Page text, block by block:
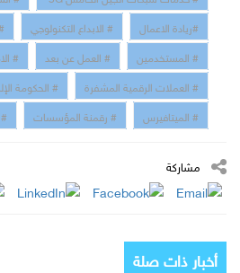
#ريادة الاعمال
# الابداع التكنولوجي
# المستخدمين
# العمل عن بعد
#
# العملات الرقمية المشفرة
# الحكومة
# الميتافيرس
# رقمنة المؤسسات
مشاركة
أخبار ذات صلة